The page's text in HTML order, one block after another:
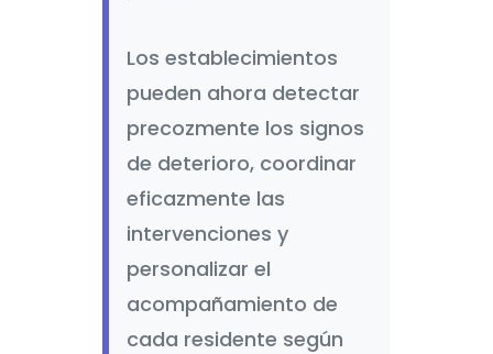
Los establecimientos
pueden ahora detectar
precozmente los signos
de deterioro, coordinar
eficazmente las
intervenciones y
personalizar el
acompañamiento de
cada residente según